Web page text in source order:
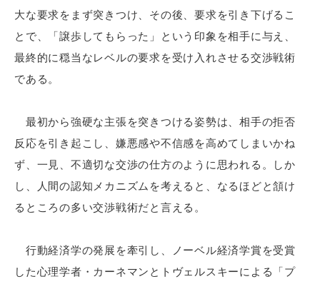
大な要求をまず突きつけ、その後、要求を引き下げるこ
とで、「譲歩してもらった」という印象を相手に与え、
最終的に穏当なレベルの要求を受け入れさせる交渉戦術
である。
最初から強硬な主張を突きつける姿勢は、相手の拒否
反応を引き起こし、嫌悪感や不信感を高めてしまいかね
ず、一見、不適切な交渉の仕方のように思われる。しか
し、人間の認知メカニズムを考えると、なるほどと頷け
るところの多い交渉戦術だと言える。
行動経済学の発展を牽引し、ノーベル経済学賞を受賞
した心理学者・カーネマンとトヴェルスキーによる「プ